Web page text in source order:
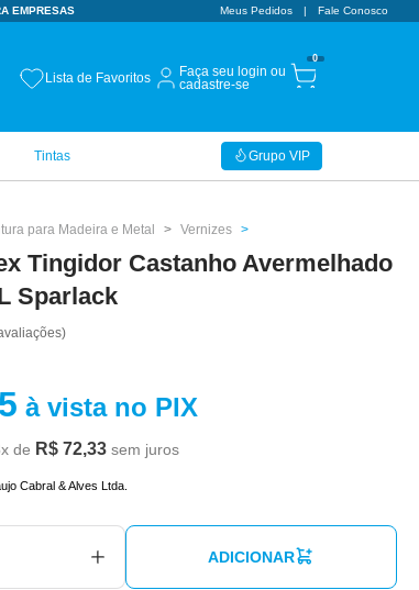
EMPRESAS Meus Pedidos Fale Conosco
Lista de Favoritos
Faça seu login ou
cadastre-se
0
Grupo VIP
Tintas
para Madeira e Metal Vernizes
Tingidor Castanho Avermelhado
Sparlack
à vista no PIX
x de R$ 72,33 sem juros
Cabral & Alves Ltda.
ADICIONAR